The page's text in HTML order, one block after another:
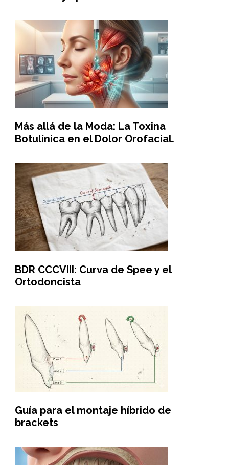
Más allá de la Moda: La Toxina
Botulínica en el Dolor Orofacial.
BDR CCCVIII: Curva de Spee y el
Ortodoncista
Guía para el montaje híbrido de
brackets